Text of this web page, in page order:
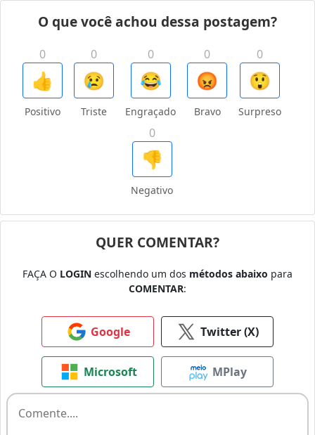
O que você achou dessa postagem?
0
👍
Positivo
0
😢
Triste
0
😂
Engraçado
0
😡
Bravo
0
😲
Surpreso
0
👎
Negativo
QUER COMENTAR?
FAÇA O LOGIN escolhendo um dos métodos abaixo para
COMENTAR:
Google Twitter (X)
Microsoft MPlay